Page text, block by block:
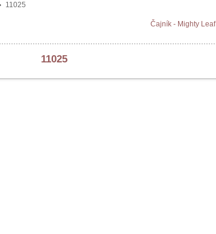
11025
Čajník - Mighty Leaf
11025